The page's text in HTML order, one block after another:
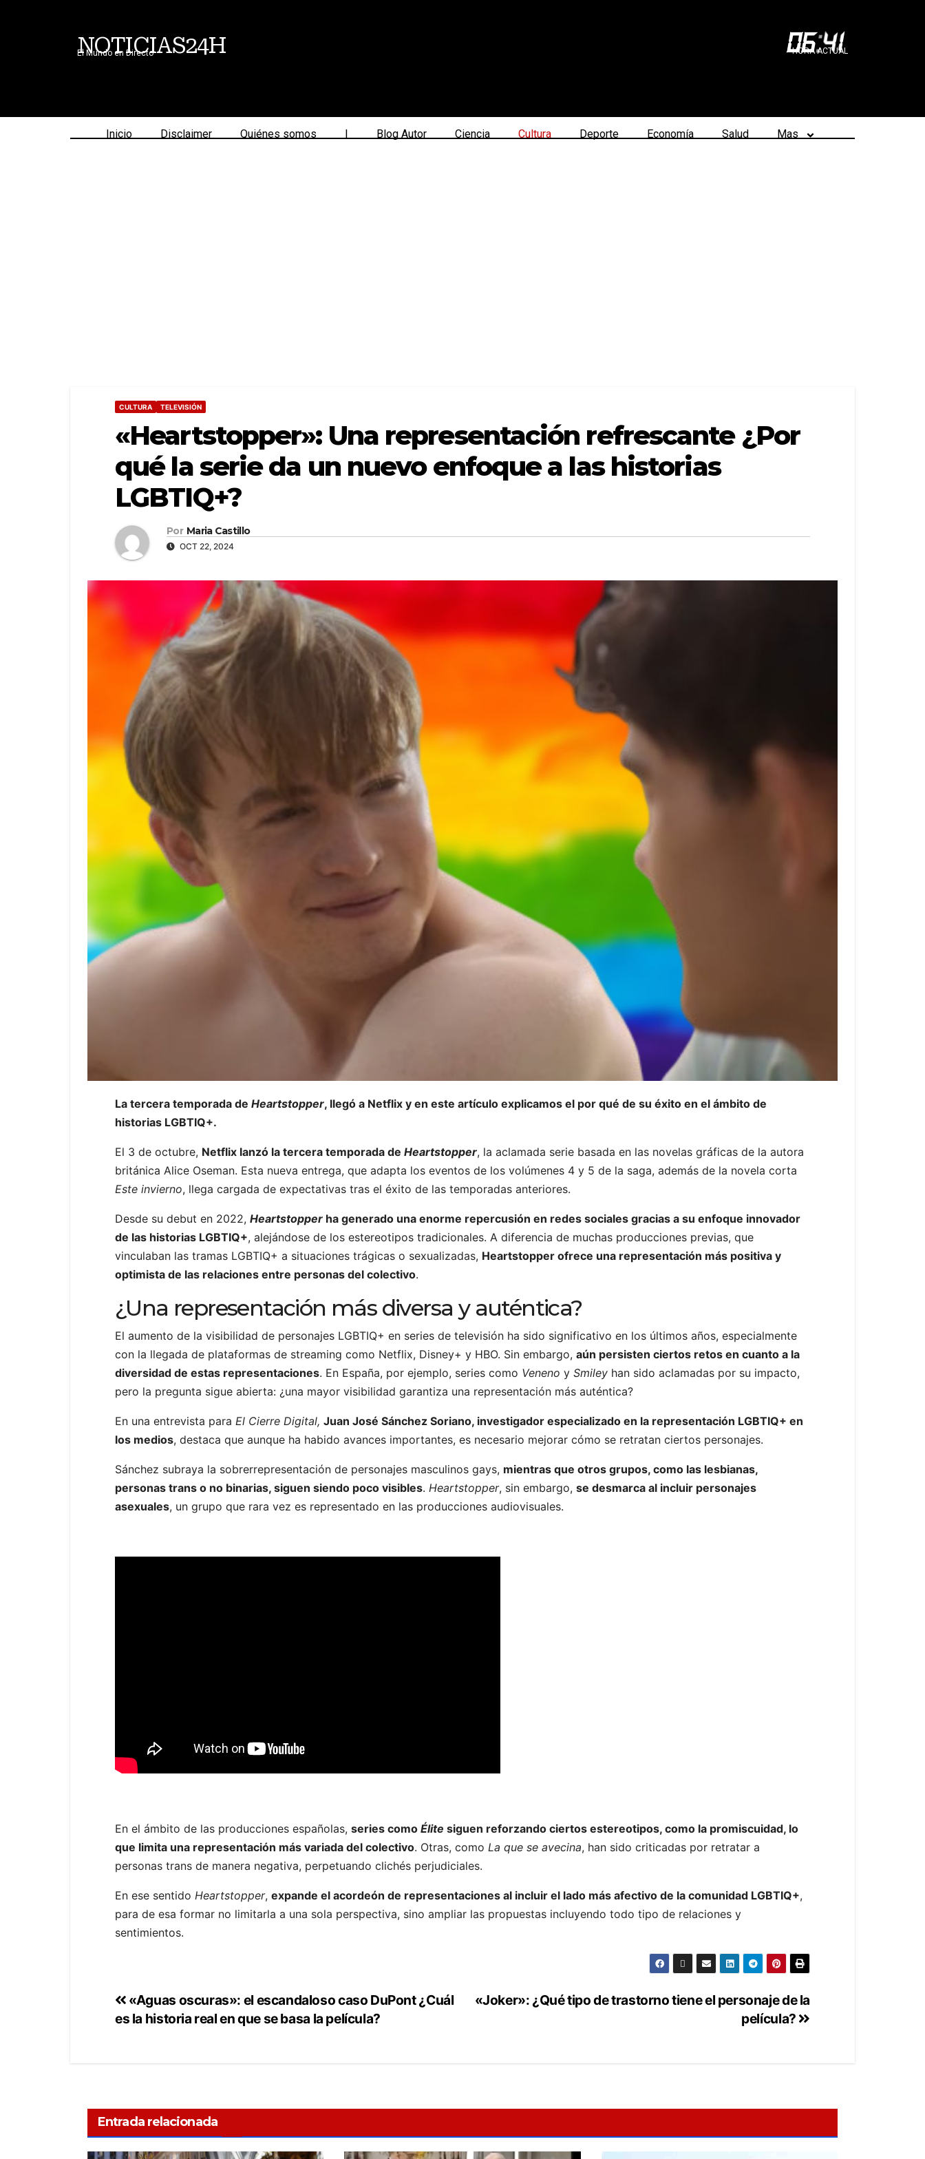
NOTICIAS24H
El Mundo en Directo 06:41
HORA ACTUAL
Inicio Disclaimer Quiénes somos | Blog Autor Ciencia Cultura Deporte Economía Salud Mas
CULTURA TELEVISIÓN
«Heartstopper»: Una representación refrescante ¿Por
qué la serie da un nuevo enfoque a las historias
LGBTIQ+?
Por Maria Castillo
OCT 22, 2024
La tercera temporada de Heartstopper, llegó a Netflix y en este artículo explicamos el por qué de su éxito en el ámbito de
historias LGBTIQ+.
El 3 de octubre, Netflix lanzó la tercera temporada de Heartstopper, la aclamada serie basada en las novelas gráficas de la autora
británica Alice Oseman. Esta nueva entrega, que adapta los eventos de los volúmenes 4 y 5 de la saga, además de la novela corta
Este invierno, llega cargada de expectativas tras el éxito de las temporadas anteriores.
Desde su debut en 2022, Heartstopper ha generado una enorme repercusión en redes sociales gracias a su enfoque innovador
de las historias LGBTIQ+, alejándose de los estereotipos tradicionales. A diferencia de muchas producciones previas, que
vinculaban las tramas LGBTIQ+ a situaciones trágicas o sexualizadas, Heartstopper ofrece una representación más positiva y
optimista de las relaciones entre personas del colectivo.
¿Una representación más diversa y auténtica?
El aumento de la visibilidad de personajes LGBTIQ+ en series de televisión ha sido significativo en los últimos años, especialmente
con la llegada de plataformas de streaming como Netflix, Disney+ y HBO. Sin embargo, aún persisten ciertos retos en cuanto a la
diversidad de estas representaciones. En España, por ejemplo, series como Veneno y Smiley han sido aclamadas por su impacto,
pero la pregunta sigue abierta: ¿una mayor visibilidad garantiza una representación más auténtica?
En una entrevista para El Cierre Digital, Juan José Sánchez Soriano, investigador especializado en la representación LGBTIQ+ en
los medios, destaca que aunque ha habido avances importantes, es necesario mejorar cómo se retratan ciertos personajes.
Sánchez subraya la sobrerrepresentación de personajes masculinos gays, mientras que otros grupos, como las lesbianas,
personas trans o no binarias, siguen siendo poco visibles. Heartstopper, sin embargo, se desmarca al incluir personajes
asexuales, un grupo que rara vez es representado en las producciones audiovisuales.
En el ámbito de las producciones españolas, series como Élite siguen reforzando ciertos estereotipos, como la promiscuidad, lo
que limita una representación más variada del colectivo. Otras, como La que se avecina, han sido criticadas por retratar a
personas trans de manera negativa, perpetuando clichés perjudiciales.
En ese sentido Heartstopper, expande el acordeón de representaciones al incluir el lado más afectivo de la comunidad LGBTIQ+,
para de esa formar no limitarla a una sola perspectiva, sino ampliar las propuestas incluyendo todo tipo de relaciones y
sentimientos.
«Joker»: ¿Qué tipo de trastorno tiene el personaje de la
película?
«Aguas oscuras»: el escandaloso caso DuPont ¿Cuál
es la historia real en que se basa la película?
Entrada relacionada